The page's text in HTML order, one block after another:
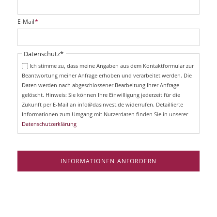
i
c
t
f
P
f
i
E-Mail*
Pflichtfeld
Datenschutz*
Ich stimme zu, dass meine Angaben aus dem Kontaktformular zur
Beantwortung meiner Anfrage erhoben und verarbeitet werden. Die
Daten werden nach abgeschlossener Bearbeitung Ihrer Anfrage
gelöscht. Hinweis: Sie können Ihre Einwilligung jederzeit für die
Zukunft per E-Mail an info@dasinvest.de widerrufen. Detaillierte
Informationen zum Umgang mit Nutzerdaten finden Sie in unserer
Datenschutzerklärung
INFORMATIONEN ANFORDERN